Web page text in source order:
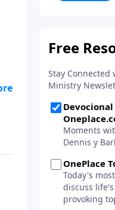
los principios
familia, su
comunidad!